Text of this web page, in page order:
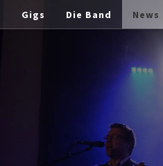
Gigs Die Band News